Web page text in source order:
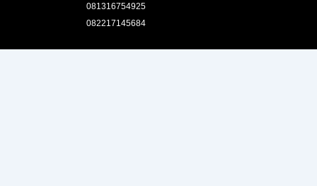
081316754925
082217145684